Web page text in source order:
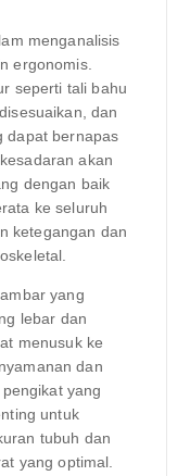
menganalisis
ergonomis.
seperti tali bahu
dan
dapat bernapas
akan
dengan baik
ke seluruh
ketegangan dan
yang
lebar dan
menusuk ke
dan
yang
untuk
tubuh dan
yang optimal.